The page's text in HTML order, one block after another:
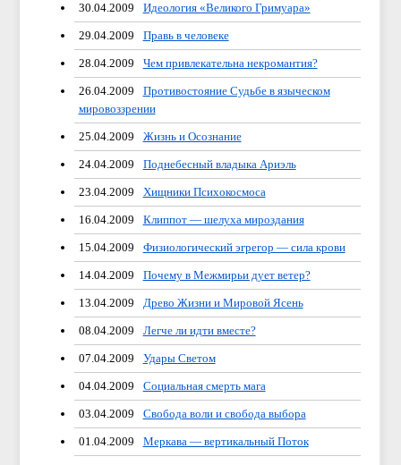
30.04.2009 Идеология «Великого Гримуара»
29.04.2009 Правь в человеке
28.04.2009 Чем привлекательна некромантия?
26.04.2009
Противостояние Судьбе в языческом
мировоззрении
25.04.2009 Жизнь и Осознание
24.04.2009 Поднебесный владыка Ариэль
23.04.2009 Хищники Психокосмоса
16.04.2009 Клиппот — шелуха мироздания
15.04.2009 Физиологический эгрегор — сила крови
14.04.2009 Почему в Межмирьи дует ветер?
13.04.2009 Древо Жизни и Мировой Ясень
08.04.2009 Легче ли идти вместе?
07.04.2009 Удары Светом
04.04.2009 Социальная смерть мага
03.04.2009 Свобода воли и свобода выбора
01.04.2009 Меркава — вертикальный Поток